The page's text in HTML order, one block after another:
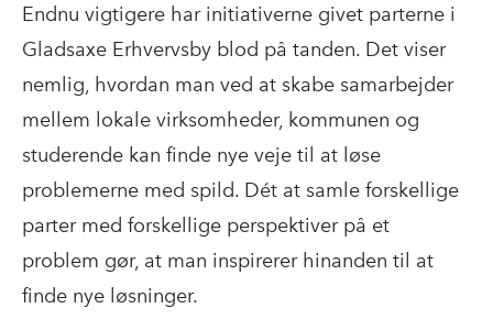
Endnu vigtigere har initiativerne givet parterne i
Gladsaxe Erhvervsby blod på tanden. Det viser
nemlig, hvordan man ved at skabe samarbejder
mellem lokale virksomheder, kommunen og
studerende kan finde nye veje til at løse
problemerne med spild. Dét at samle forskellige
parter med forskellige perspektiver på et
problem gør, at man inspirerer hinanden til at
finde nye løsninger.